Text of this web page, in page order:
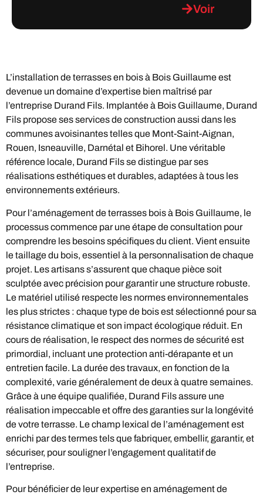
Voir
L’installation de terrasses en bois à Bois Guillaume est
devenue un domaine d’expertise bien maîtrisé par
l’entreprise Durand Fils. Implantée à Bois Guillaume, Durand
Fils propose ses services de construction aussi dans les
communes avoisinantes telles que Mont-Saint-Aignan,
Rouen, Isneauville, Darnétal et Bihorel. Une véritable
référence locale, Durand Fils se distingue par ses
réalisations esthétiques et durables, adaptées à tous les
environnements extérieurs.
Pour l’aménagement de terrasses bois à Bois Guillaume, le
processus commence par une étape de consultation pour
comprendre les besoins spécifiques du client. Vient ensuite
le taillage du bois, essentiel à la personnalisation de chaque
projet. Les artisans s’assurent que chaque pièce soit
sculptée avec précision pour garantir une structure robuste.
Le matériel utilisé respecte les normes environnementales
les plus strictes : chaque type de bois est sélectionné pour sa
résistance climatique et son impact écologique réduit. En
cours de réalisation, le respect des normes de sécurité est
primordial, incluant une protection anti-dérapante et un
entretien facile. La durée des travaux, en fonction de la
complexité, varie généralement de deux à quatre semaines.
Grâce à une équipe qualifiée, Durand Fils assure une
réalisation impeccable et offre des garanties sur la longévité
de votre terrasse. Le champ lexical de l’aménagement est
enrichi par des termes tels que fabriquer, embellir, garantir, et
sécuriser, pour souligner l’engagement qualitatif de
l’entreprise.
Pour bénéficier de leur expertise en aménagement de